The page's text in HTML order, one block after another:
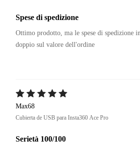
Spese di spedizione
Ottimo prodotto, ma le spese di spedizione
doppio sul valore dell'ordine
Max68
Cubierta de USB para Insta360 Ace Pro
Serietà 100/100